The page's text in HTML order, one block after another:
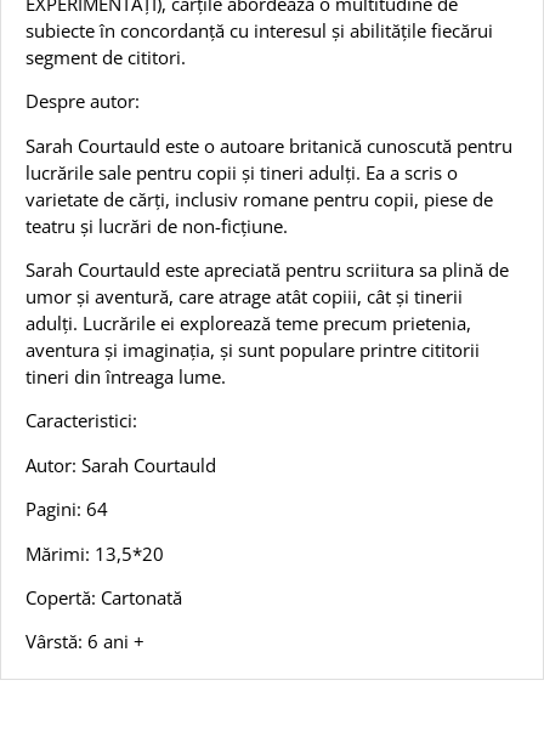
subiecte în concordanță cu interesul și abilitățile fiecărui
segment de cititori.
Despre autor:
Sarah Courtauld este o autoare britanică cunoscută pentru
lucrările sale pentru copii și tineri adulți. Ea a scris o
varietate de cărți, inclusiv romane pentru copii, piese de
teatru și lucrări de non-ficțiune.
Sarah Courtauld este apreciată pentru scriitura sa plină de
umor și aventură, care atrage atât copiii, cât și tinerii
adulți. Lucrările ei explorează teme precum prietenia,
aventura și imaginația, și sunt populare printre cititorii
tineri din întreaga lume.
Caracteristici:
Autor: Sarah Courtauld
Pagini: 64
Mărimi: 13,5*20
Copertă: Cartonată
Vârstă: 6 ani +